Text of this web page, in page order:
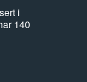
i
140